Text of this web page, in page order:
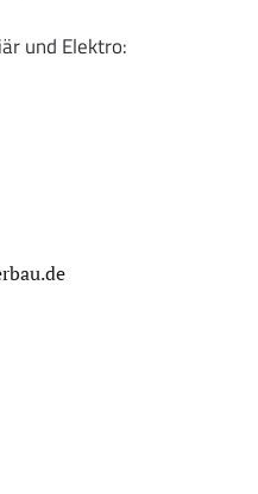
und Elektro: